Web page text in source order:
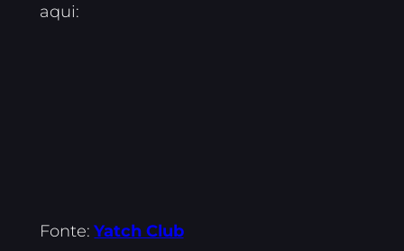
aqui:
Fonte:Yatch Club